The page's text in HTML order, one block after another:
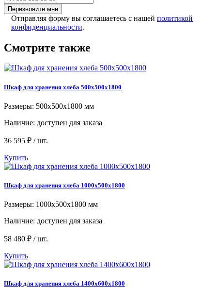
Перезвоните мне
Отправляя форму вы соглашаетесь с нашей политикой
конфиденциальности.
Смотрите также
Шкаф для хранения хлеба 500x500x1800
Размеры: 500х500х1800 мм
Наличие: доступен для заказа
36 595 ₽ / шт.
Купить
Шкаф для хранения хлеба 1000x500x1800
Размеры: 1000x500x1800 мм
Наличие: доступен для заказа
58 480 ₽ / шт.
Купить
Шкаф для хранения хлеба 1400x600x1800